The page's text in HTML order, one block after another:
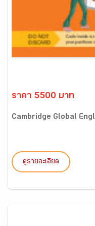
ราคา 5500 บาท
Cambridge Global
ดูรายละเอียด